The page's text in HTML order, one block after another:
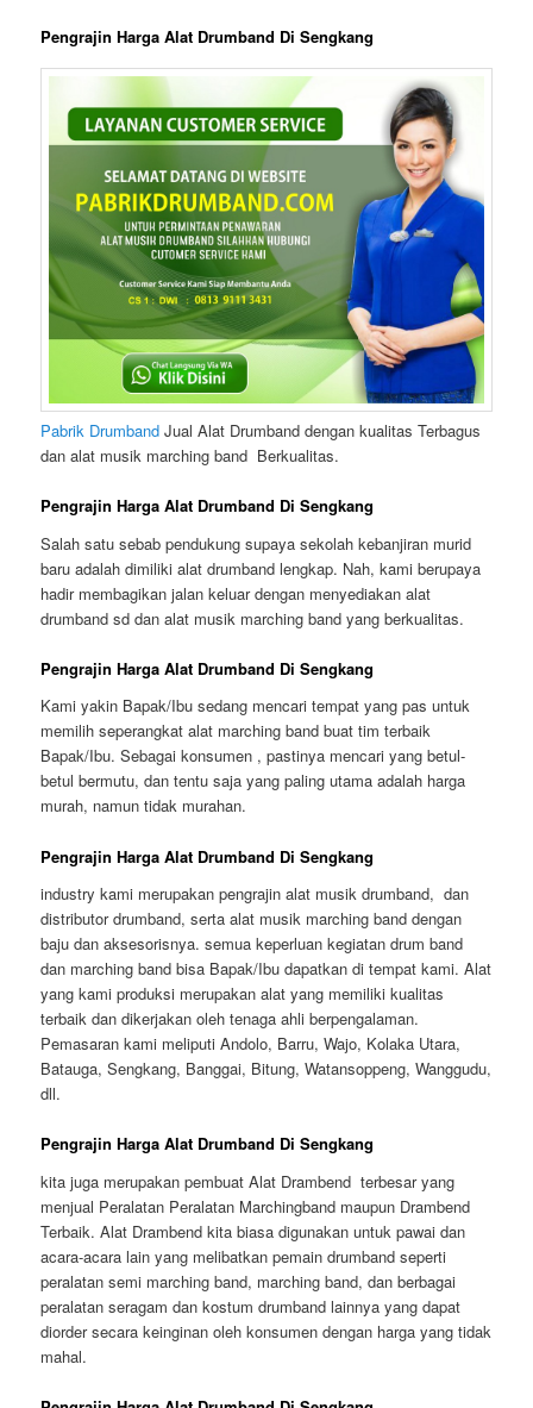
Pengrajin Harga Alat Drumband Di Sengkang
Pabrik Drumband Jual Alat Drumband dengan kualitas Terbagus
dan alat musik marching band Berkualitas.
Pengrajin Harga Alat Drumband Di Sengkang
Salah satu sebab pendukung supaya sekolah kebanjiran murid
baru adalah dimiliki alat drumband lengkap. Nah, kami berupaya
hadir membagikan jalan keluar dengan menyediakan alat
drumband sd dan alat musik marching band yang berkualitas.
Pengrajin Harga Alat Drumband Di Sengkang
Kami yakin Bapak/Ibu sedang mencari tempat yang pas untuk
memilih seperangkat alat marching band buat tim terbaik
Bapak/Ibu. Sebagai konsumen , pastinya mencari yang betul-
betul bermutu, dan tentu saja yang paling utama adalah harga
murah, namun tidak murahan.
Pengrajin Harga Alat Drumband Di Sengkang
industry kami merupakan pengrajin alat musik drumband, dan
distributor drumband, serta alat musik marching band dengan
baju dan aksesorisnya. semua keperluan kegiatan drum band
dan marching band bisa Bapak/Ibu dapatkan di tempat kami. Alat
yang kami produksi merupakan alat yang memiliki kualitas
terbaik dan dikerjakan oleh tenaga ahli berpengalaman.
Pemasaran kami meliputi Andolo, Barru, Wajo, Kolaka Utara,
Batauga, Sengkang, Banggai, Bitung, Watansoppeng, Wanggudu,
dll.
Pengrajin Harga Alat Drumband Di Sengkang
kita juga merupakan pembuat Alat Drambend terbesar yang
menjual Peralatan Peralatan Marchingband maupun Drambend
Terbaik. Alat Drambend kita biasa digunakan untuk pawai dan
acara-acara lain yang melibatkan pemain drumband seperti
peralatan semi marching band, marching band, dan berbagai
peralatan seragam dan kostum drumband lainnya yang dapat
diorder secara keinginan oleh konsumen dengan harga yang tidak
mahal.